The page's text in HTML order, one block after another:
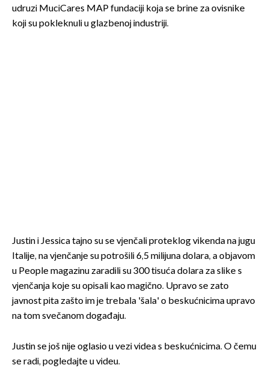
udruzi MuciCares MAP fundaciji koja se brine za ovisnike
koji su pokleknuli u glazbenoj industriji.
Justin i Jessica tajno su se vjenčali proteklog vikenda na jugu
Italije, na vjenčanje su potrošili 6,5 milijuna dolara, a objavom
u People magazinu zaradili su 300 tisuća dolara za slike s
vjenčanja koje su opisali kao magično. Upravo se zato
javnost pita zašto im je trebala 'šala' o beskućnicima upravo
na tom svečanom događaju.
Justin se još nije oglasio u vezi videa s beskućnicima. O čemu
se radi, pogledajte u videu.